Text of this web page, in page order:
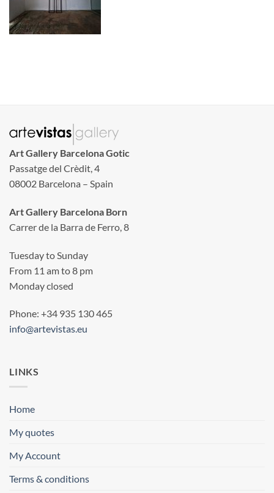
Art Gallery Barcelona Gotic
Passatge del Crèdit, 4
08002 Barcelona – Spain
Art Gallery Barcelona Born
Carrer de la Barra de Ferro, 8
Tuesday to Sunday
From 11 am to 8 pm
Monday closed
Phone: +34 935 130 465
info@artevistas.eu
LINKS
Home
My quotes
My Account
Terms & conditions